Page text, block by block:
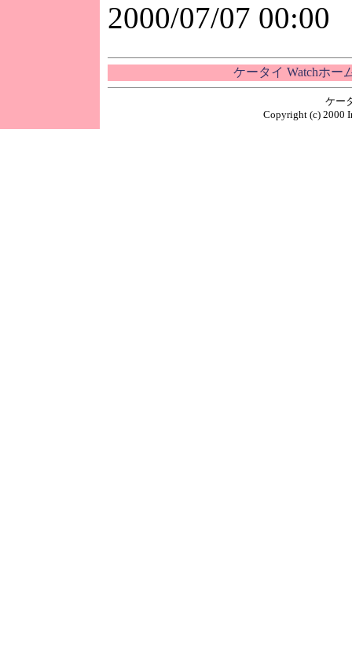
2000/07/07 00:00
ケータイ Watchホー
ケー
Copyright (c) 2000